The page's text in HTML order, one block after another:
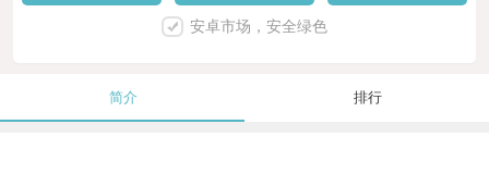
安卓市场，安全绿色
简介 排行